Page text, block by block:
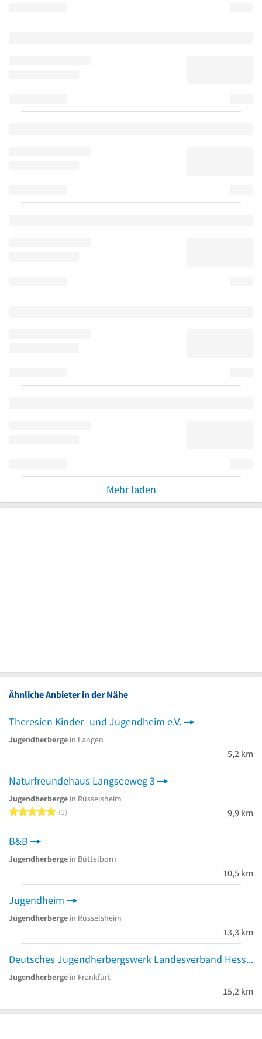
Mehr laden
Ähnliche Anbieter in der Nähe
Theresien Kinder- und Jugendheim e.V.
Jugendherberge in Langen
5,2 km
Naturfreundehaus Langseeweg 3
Jugendherberge in Rüsselsheim
5 von 5 Sternen
1 9,9 km
B&B
Jugendherberge in Büttelborn
10,5 km
Jugendheim
Jugendherberge in Rüsselsheim
13,3 km
Deutsches Jugendherbergswerk Landesverband Hessen e.V. Service-Infoline
Jugendherberge in Frankfurt
15,2 km